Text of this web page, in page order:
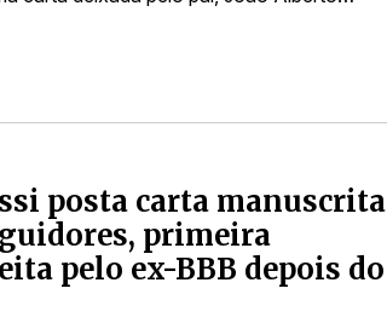
posta carta manuscrita
primeira
pelo ex-BBB depois do